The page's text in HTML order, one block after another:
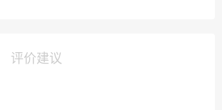
评价建议